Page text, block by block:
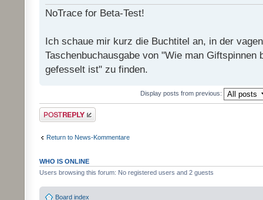
NoTrace for Beta-Test!
Ich schaue mir kurz die Buchtitel an, in der
Taschenbuchausgabe von "Wie man Giftspinnen
gefesselt ist" zu finden.
Display posts from previous:
Post a reply
Return to News-Kommentare
WHO IS ONLINE
Users browsing this forum: No registered users and 2 guests
Board index